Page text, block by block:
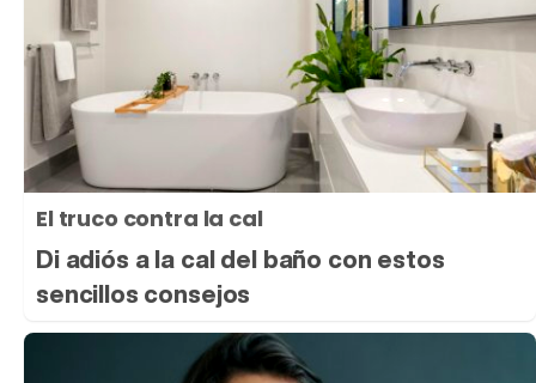
El truco contra la cal
Di adiós a la cal del baño con estos
sencillos consejos